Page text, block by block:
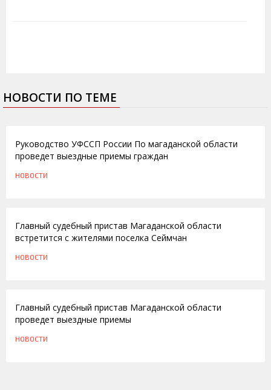
НОВОСТИ ПО ТЕМЕ
Руководство УФССП России По магаданской области
проведет выездные приемы граждан
НОВОСТИ
Главный судебный пристав Магаданской области
встретится с жителями поселка Сеймчан
НОВОСТИ
Главный судебный пристав Магаданской области
проведет выездные приемы
НОВОСТИ